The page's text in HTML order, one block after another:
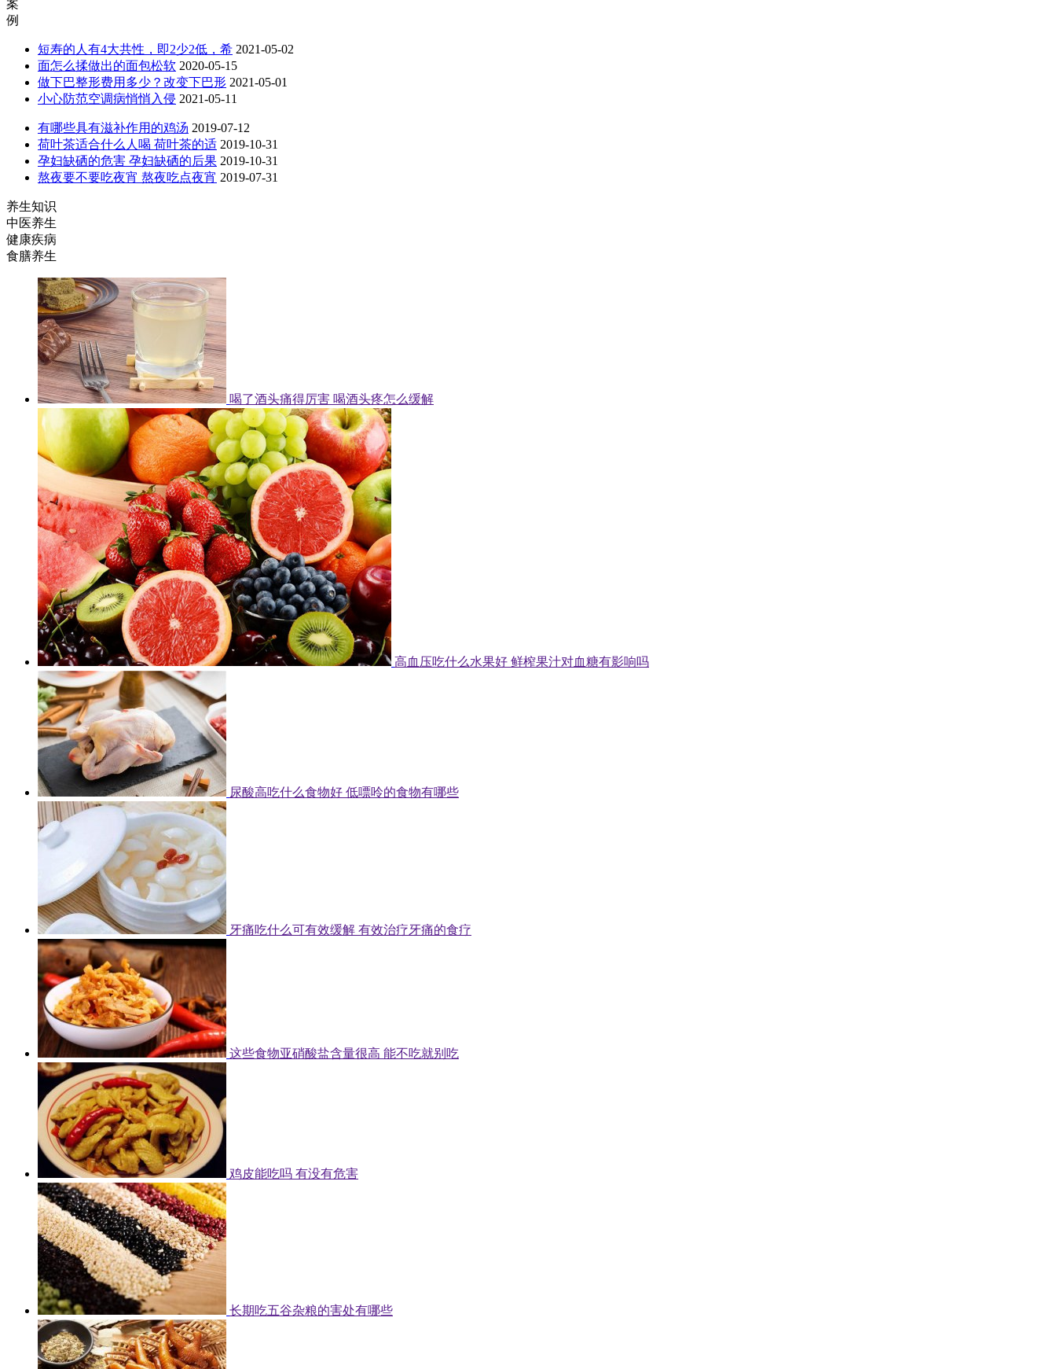
案
例
短寿的人有4大共性，即2少2低，希 2021-05-02
面怎么揉做出的面包松软 2020-05-15
做下巴整形费用多少？改变下巴形 2021-05-01
小心防范空调病悄悄入侵 2021-05-11
有哪些具有滋补作用的鸡汤 2019-07-12
荷叶茶适合什么人喝 荷叶茶的适 2019-10-31
孕妇缺硒的危害 孕妇缺硒的后果 2019-10-31
熬夜要不要吃夜宵 熬夜吃点夜宵 2019-07-31
养生知识
中医养生
健康疾病
食膳养生
喝了酒头痛得厉害 喝酒头疼怎么缓解
高血压吃什么水果好 鲜榨果汁对血糖有影响吗
尿酸高吃什么食物好 低嘌呤的食物有哪些
牙痛吃什么可有效缓解 有效治疗牙痛的食疗
这些食物亚硝酸盐含量很高 能不吃就别吃
鸡皮能吃吗 有没有危害
长期吃五谷杂粮的害处有哪些